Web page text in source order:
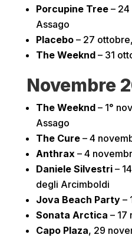
Porcupine Tree– 24
Assago
Placebo– 27
The Weeknd – 31
Novembre
The Weeknd – 1°
Assago
The Cure– 4
Anthrax – 4
Daniele Silvestri–
degli Arcimboldi
Jova Beach Party–
Sonata Arctica – 17
Capo Plaza, 29